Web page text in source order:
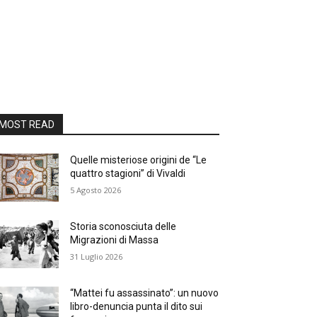
READ
Quelle misteriose origini de “Le
quattro stagioni” di Vivaldi
5 Agosto 2026
Storia sconosciuta delle
Migrazioni di Massa
31 Luglio 2026
“Mattei fu assassinato”: un nuovo
libro-denuncia punta il dito sui